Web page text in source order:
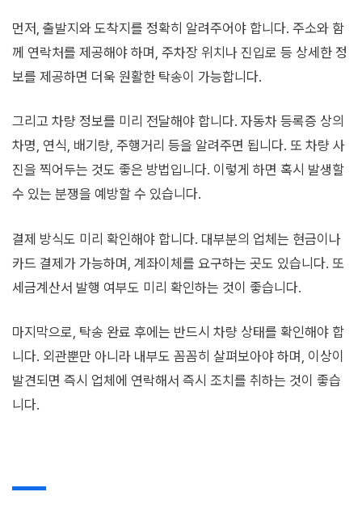
먼저, 출발지와 도착지를 정확히 알려주어야 합니다. 주소와 함
께 연락처를 제공해야 하며, 주차장 위치나 진입로 등 상세한 정
보를 제공하면 더욱 원활한 탁송이 가능합니다.
그리고 차량 정보를 미리 전달해야 합니다. 자동차 등록증 상의
차명, 연식, 배기량, 주행거리 등을 알려주면 됩니다. 또 차량 사
진을 찍어두는 것도 좋은 방법입니다. 이렇게 하면 혹시 발생할
수 있는 분쟁을 예방할 수 있습니다.
결제 방식도 미리 확인해야 합니다. 대부분의 업체는 현금이나
카드 결제가 가능하며, 계좌이체를 요구하는 곳도 있습니다. 또
세금계산서 발행 여부도 미리 확인하는 것이 좋습니다.
마지막으로, 탁송 완료 후에는 반드시 차량 상태를 확인해야 합
니다. 외관뿐만 아니라 내부도 꼼꼼히 살펴보아야 하며, 이상이
발견되면 즉시 업체에 연락해서 즉시 조치를 취하는 것이 좋습
니다.